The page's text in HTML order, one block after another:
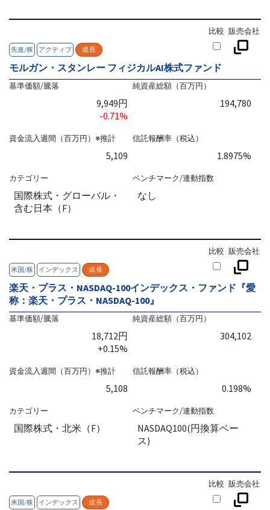
先進/株 アクティブ 成長
比較 販売会社
モルガン・スタンレー フィジカルAI株式ファンド
基準価額/騰落
9,949円
-0.71%
純資産総額（百万円）
194,780
資金流入週間（百万円）※推計
5,109
信託報酬率（税込）
1.8975%
カテゴリー
国際株式・グローバル・
含む日本（F）
ベンチマーク/連動指数
なし
米国/株 インデックス 成長
比較 販売会社
楽天・プラス・NASDAQ-100インデックス・ファンド『愛
称：楽天・プラス・NASDAQ-100』
基準価額/騰落
18,712円
+0.15%
純資産総額（百万円）
304,102
資金流入週間（百万円）※推計
5,108
信託報酬率（税込）
0.198%
カテゴリー
国際株式・北米（F）
ベンチマーク/連動指数
NASDAQ100(円換算ベー
ス)
米国/株 インデックス 成長
比較 販売会社